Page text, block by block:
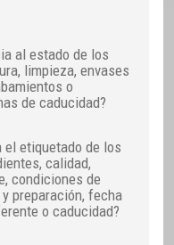
al estado de los
limpieza, envases
o
de caducidad?
el etiquetado de los
calidad,
condiciones de
preparación, fecha
o caducidad?